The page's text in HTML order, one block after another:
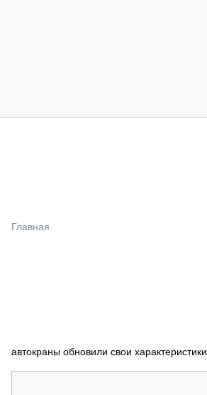
СПЕЦПРОЕКТЫ
Главная
автокраны обновили свои характеристики